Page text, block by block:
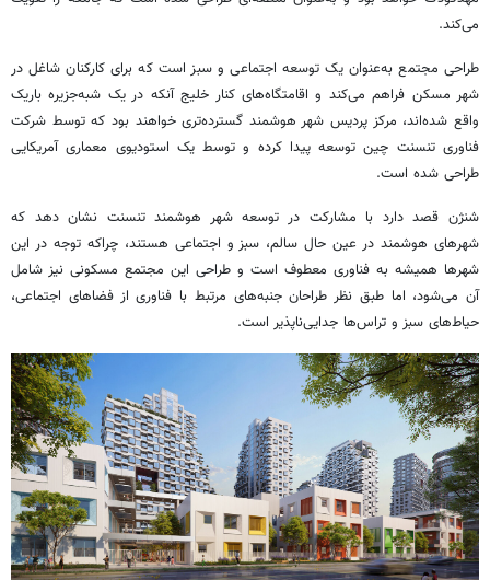
می‌کند.
طراحی مجتمع به‌عنوان یک توسعه اجتماعی و سبز است که برای کارکنان شاغل در
شهر مسکن فراهم می‌کند و اقامتگاه‌های کنار خلیج آنکه در یک شبه‌جزیره باریک
واقع شده‌اند، مرکز پردیس شهر هوشمند گسترده‌تری خواهند بود که توسط شرکت
فناوری تنسنت چین توسعه پیدا کرده و توسط یک استودیوی معماری آمریکایی
طراحی شده است.
شنژن قصد دارد با مشارکت در توسعه شهر هوشمند تنسنت نشان دهد که
شهرهای هوشمند در عین حال سالم، سبز و اجتماعی هستند، چراکه توجه در این
شهرها همیشه به فناوری معطوف است و طراحی این مجتمع مسکونی نیز شامل
آن می‌شود، اما طبق نظر طراحان جنبه‌های مرتبط با فناوری از فضاهای اجتماعی،
حیاط‌های سبز و تراس‌ها جدایی‌ناپذیر است.